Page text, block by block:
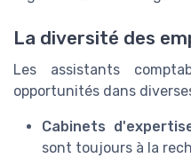
La diversité des
Les assistants
opportunités dans
Cabinets
sont toujours à la